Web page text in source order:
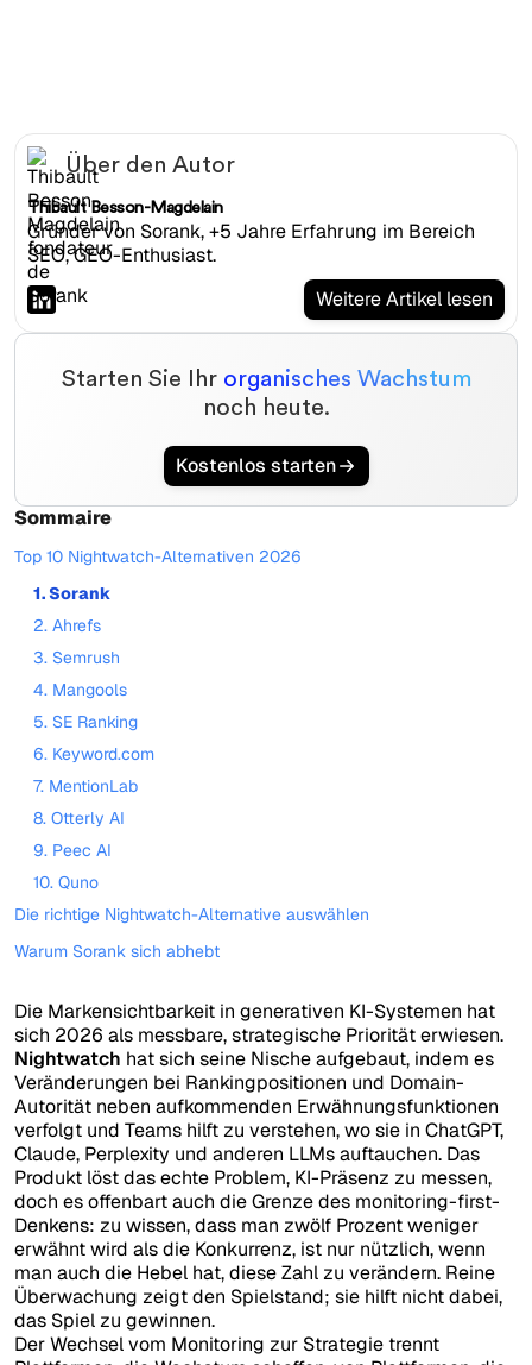
Über den Autor
Thibault Besson-Magdelain
Gründer von Sorank, +5 Jahre Erfahrung im Bereich
SEO, GEO-Enthusiast.
Weitere Artikel lesen
Starten Sie Ihr organisches Wachstum
noch heute.
Kostenlos starten
Sommaire
Top 10 Nightwatch-Alternativen 2026
1. Sorank
2. Ahrefs
3. Semrush
4. Mangools
5. SE Ranking
6. Keyword.com
7. MentionLab
8. Otterly AI
9. Peec AI
10. Quno
Die richtige Nightwatch-Alternative auswählen
Warum Sorank sich abhebt
Die Markensichtbarkeit in generativen KI-Systemen hat
sich 2026 als messbare, strategische Priorität erwiesen.
Nightwatch hat sich seine Nische aufgebaut, indem es
Veränderungen bei Rankingpositionen und Domain-
Autorität neben aufkommenden Erwähnungsfunktionen
verfolgt und Teams hilft zu verstehen, wo sie in ChatGPT,
Claude, Perplexity und anderen LLMs auftauchen. Das
Produkt löst das echte Problem, KI-Präsenz zu messen,
doch es offenbart auch die Grenze des monitoring-first-
Denkens: zu wissen, dass man zwölf Prozent weniger
erwähnt wird als die Konkurrenz, ist nur nützlich, wenn
man auch die Hebel hat, diese Zahl zu verändern. Reine
Überwachung zeigt den Spielstand; sie hilft nicht dabei,
das Spiel zu gewinnen.
Der Wechsel vom Monitoring zur Strategie trennt